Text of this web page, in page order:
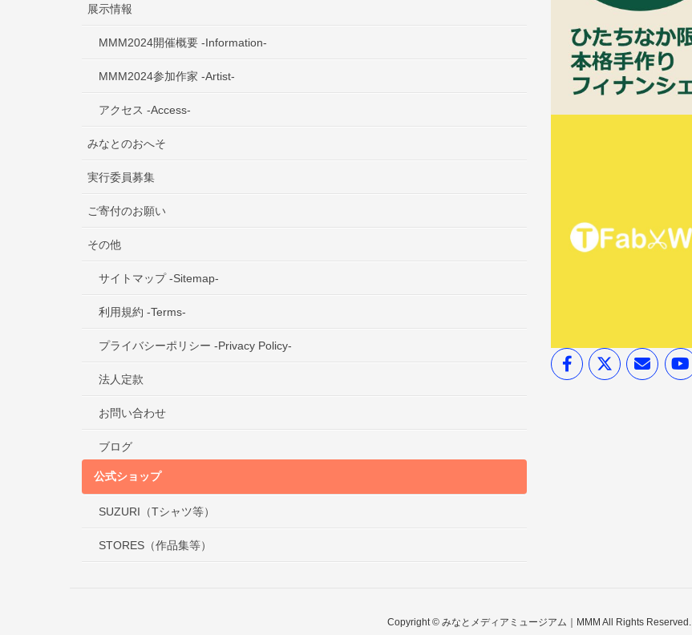
展示情報
MMM2024開催概要 -Information-
MMM2024参加作家 -Artist-
アクセス -Access-
みなとのおへそ
実行委員募集
ご寄付のお願い
その他
サイトマップ -Sitemap-
利用規約 -Terms-
プライバシーポリシー -Privacy Policy-
法人定款
お問い合わせ
ブログ
公式ショップ
SUZURI（Tシャツ等）
STORES（作品集等）
Copyright © みなとメディアミュージアム｜MMM All Rights Reserved.